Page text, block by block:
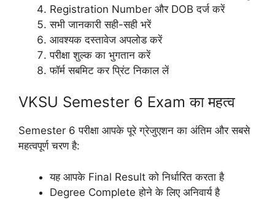
Registration Number और DOB दर्ज करें
सभी जानकारी सही-सही भरें
आवश्यक दस्तावेज अपलोड करें
परीक्षा शुल्क का भुगतान करें
फॉर्म सबमिट कर प्रिंट निकाल लें
VKSU Semester 6 Exam का महत्व
Semester 6 परीक्षा आपके पूरे ग्रेजुएशन का अंतिम और सबसे
महत्वपूर्ण चरण है:
यह आपके Final Result को निर्धारित करता है
Degree Complete होने के लिए अनिवार्य है